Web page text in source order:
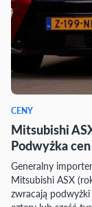
CENY
Mitsubishi
Podwyżka cen
Generalny
Mitsubishi ASX
zwracają